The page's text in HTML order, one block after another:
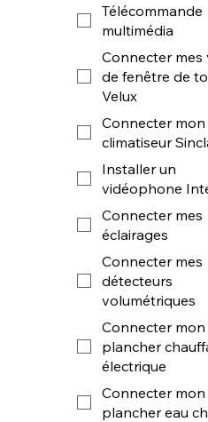
Télécommande
multimédia
Connecter mes
de fenêtre de
Velux
Connecter mon
climatiseur
Installer un
vidéophone
Connecter mes
éclairages
Connecter mes
détecteurs
volumétriques
Connecter mon
plancher
électrique
Connecter mon
plancher eau